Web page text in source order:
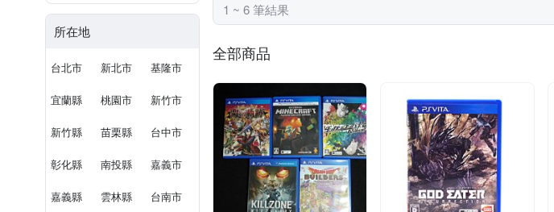
所在地
台北市 新北市 基隆市
宜蘭縣 桃園市 新竹市
新竹縣 苗栗縣 台中市
彰化縣 南投縣 嘉義市
嘉義縣 雲林縣 台南市
1 ~ 6 筆結果
全部商品